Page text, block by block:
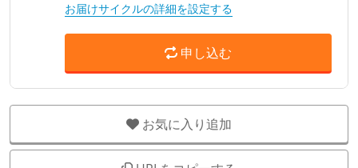
お届けサイクルの詳細を設定する
申し込む
お気に入り追加